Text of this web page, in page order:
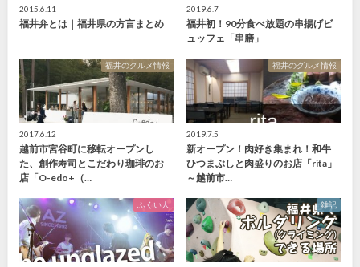
2015.6.11
福井弁とは｜福井県の方言まとめ
2019.6.7
福井初！90分食べ放題の串揚げビ
ュッフェ「串膳」
福井のグルメ情報
2017.6.12
越前市宮谷町に移転オープンし
た、創作寿司とこだわり珈琲のお
店「O-edo+（…
福井のグルメ情報
2019.7.5
新オープン！肉好き集まれ！和牛
ひつまぶしと肉盛りのお店「rita」
～越前市…
ふくい人 雑記